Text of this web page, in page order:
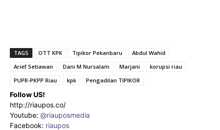
TAGS OTT KPK Tipikor Pekanbaru
Abdul Wahid
Arief Setiawan
Dani M Nursalam Marjani
korupsi riau
PUPR-PKPP Riau
kpk Pengadilan TIPIKOR
Follow US!
http://riaupos.co/
Youtube: @riauposmedia
Facebook: riaupos